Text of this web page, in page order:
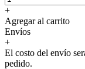
+
Agregar al carrito
Envíos
+
El costo del envío
pedido.